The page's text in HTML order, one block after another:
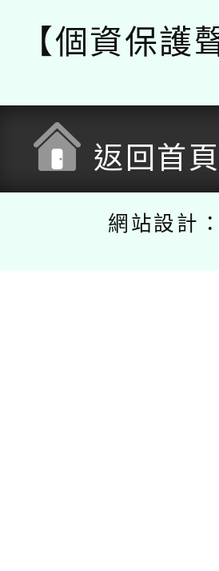
【個資保護
返回首頁
網站設計